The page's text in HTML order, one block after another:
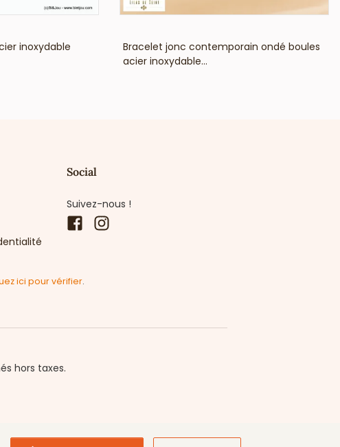
inoxydable
Bracelet jonc contemporain ondé boules
acier inoxydable...
Social
Suivez-nous !
Facebook
ici pour vérifier.
hors taxes.